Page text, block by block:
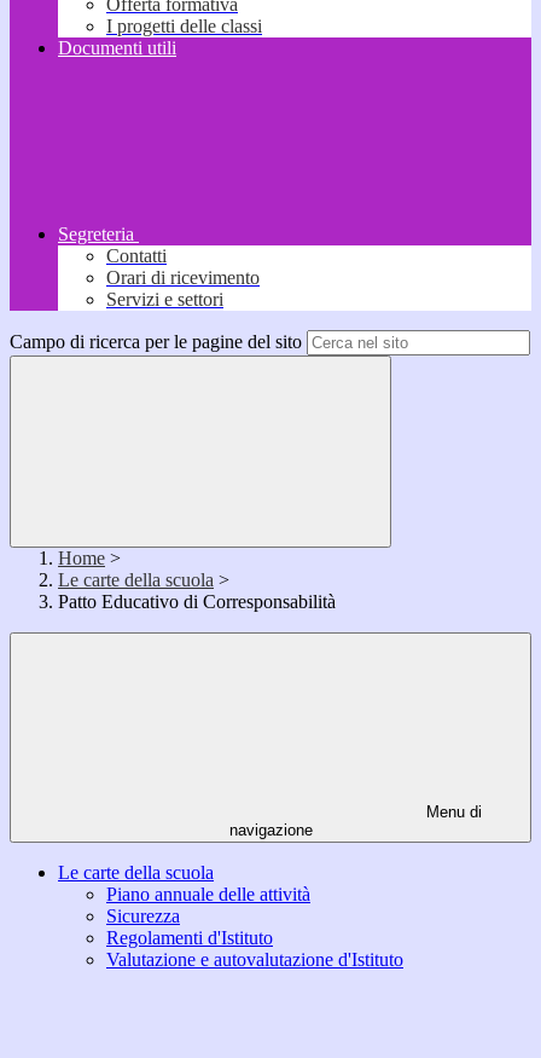
Offerta formativa
I progetti delle classi
Documenti utili
Segreteria
Contatti
Orari di ricevimento
Servizi e settori
Campo di ricerca per le pagine del sito
Home >
Le carte della scuola >
Patto Educativo di Corresponsabilità
Menu di
navigazione
Le carte della scuola
Piano annuale delle attività
Sicurezza
Regolamenti d'Istituto
Valutazione e autovalutazione d'Istituto